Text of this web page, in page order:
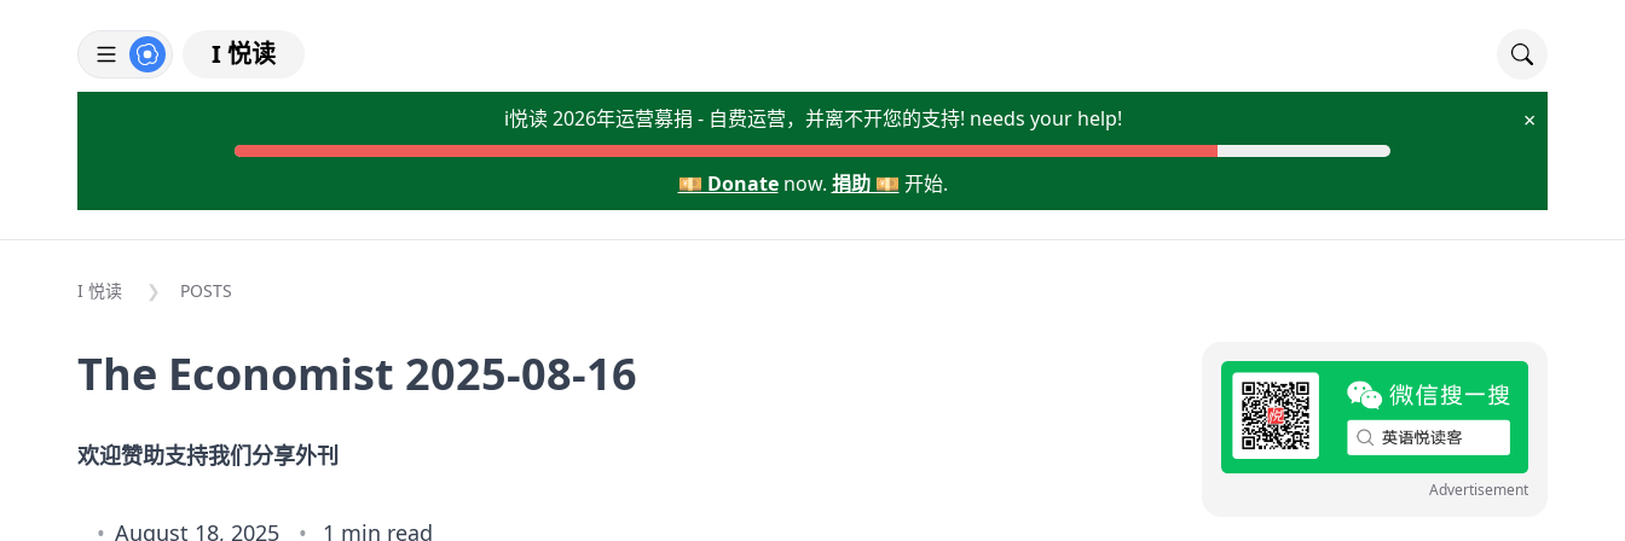
I 悦读
i悦读 2026年运营募捐 - 自费运营，并离不开您的支持! needs your help!
💴 Donatenow. 捐助 💴 开始.
×
I 悦读 POSTS
The Economist 2025-08-16
欢迎赞助支持我们分享外刊
August 18, 2025 1 min read
Advertisement